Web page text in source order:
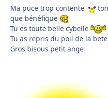
Ma puce trop contente
que bénéfique
Tu es toute belle cybelle
Tu as repris du poil de la bete
Gros bisous petit ange